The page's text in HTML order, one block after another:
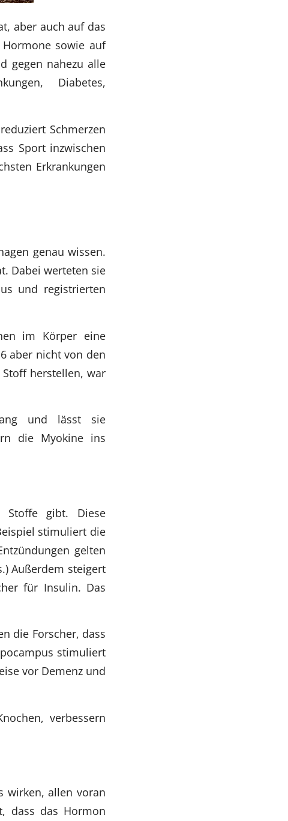
aber auch auf das
Hormone sowie auf
gegen nahezu alle
Diabetes,
Schmerzen
Sport inzwischen
Erkrankungen
genau wissen.
Dabei werteten sie
und registrierten
im Körper eine
aber nicht von den
herstellen, war
und lässt sie
die Myokine ins
Stoffe gibt. Diese
stimuliert die
gelten
Außerdem steigert
für Insulin. Das
die Forscher, dass
stimuliert
vor Demenz und
verbessern
wirken, allen voran
dass das Hormon